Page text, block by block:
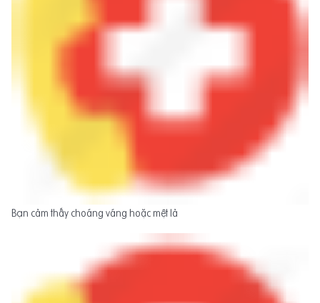
Bạn cảm thấy choáng váng hoặc mệt lả